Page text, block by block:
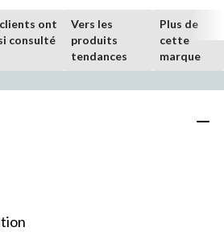
ont
consulté
Vers les
produits
tendances
Plus de
cette
marque